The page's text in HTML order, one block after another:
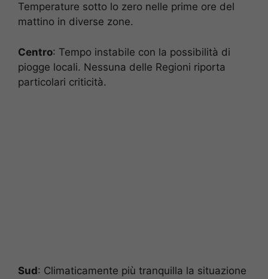
Temperature sotto lo zero nelle prime ore del
mattino in diverse zone.
Centro: Tempo instabile con la possibilità di
piogge locali. Nessuna delle Regioni riporta
particolari criticità.
Sud: Climaticamente più tranquilla la situazione